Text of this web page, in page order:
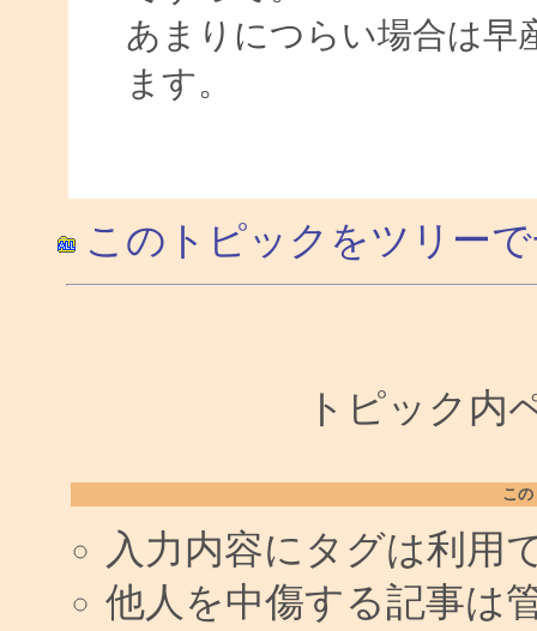
あまりにつらい場合は早
ます。
このトピックをツリー
トピック内
こ
入力内容にタグは利用
他人を中傷する記事は